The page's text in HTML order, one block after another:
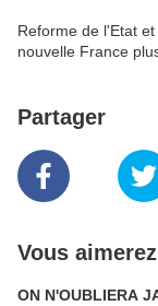
Reforme de l'Etat
nouvelle France
Partager
Vous
ON N'OUBLIERA